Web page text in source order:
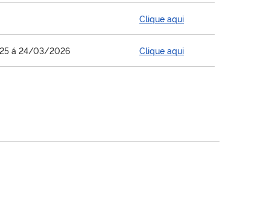
Clique aqui
á 24/03/2026 Clique aqui